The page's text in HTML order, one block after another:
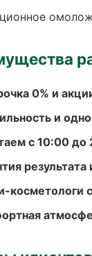
0% и
и
с 10:00
косметологи